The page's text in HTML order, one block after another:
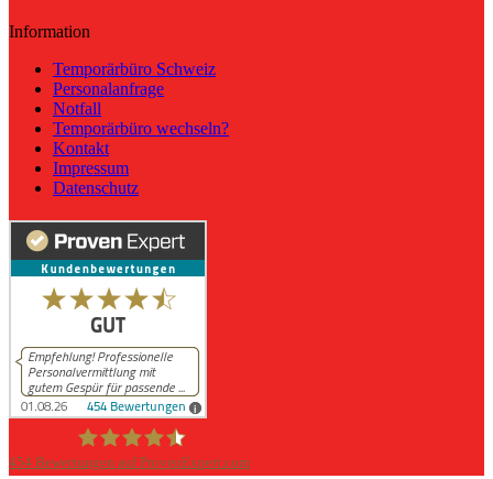
Information
Temporärbüro Schweiz
Personalanfrage
Notfall
Temporärbüro wechseln?
Kontakt
Impressum
Datenschutz
454 Bewertungen auf ProvenExpert.com